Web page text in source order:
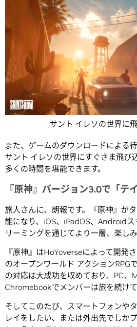
サント イレソの世界に
また、ゲームのダウンロードによる
サント イレソの世界にすぐさま飛び
多くの時間を堪能できます。
『原神』バージョン3.0で「テ
旅人さんに、朗報です。『原神』が
能になり、iOS、iPadOS、Android
リーミングを通じてより一層、楽し
『原神』はHoYoverseによって開発
のオープンワールド アクションRPG
の対応は大成功を収めており、PC、
Chromebookでメンバーは旅を続けて
そしてこのたび、スマートフォンや
レイをしたい、または外出先でしか